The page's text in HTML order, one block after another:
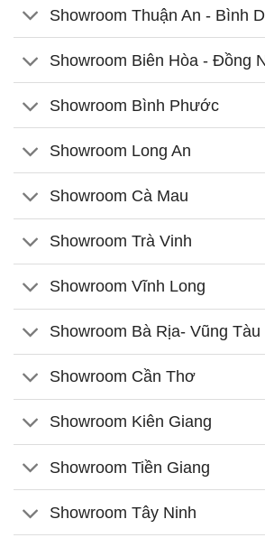
Showroom Thuận An - Bình
Showroom Biên Hòa - Đồng
Showroom Bình Phước
Showroom Long An
Showroom Cà Mau
Showroom Trà Vinh
Showroom Vĩnh Long
Showroom Bà Rịa- Vũng Tàu
Showroom Cần Thơ
Showroom Kiên Giang
Showroom Tiền Giang
Showroom Tây Ninh